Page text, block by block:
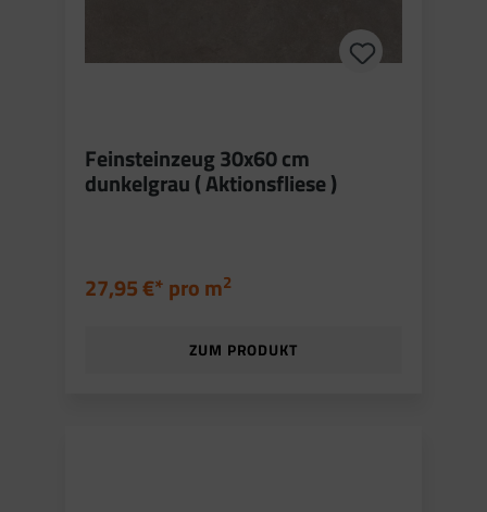
Feinsteinzeug 30x60 cm
dunkelgrau ( Aktionsfliese )
27,95 €* pro m2
ZUM PRODUKT